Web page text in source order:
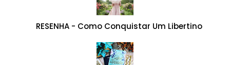
RESENHA - Como Conquistar Um Libertino